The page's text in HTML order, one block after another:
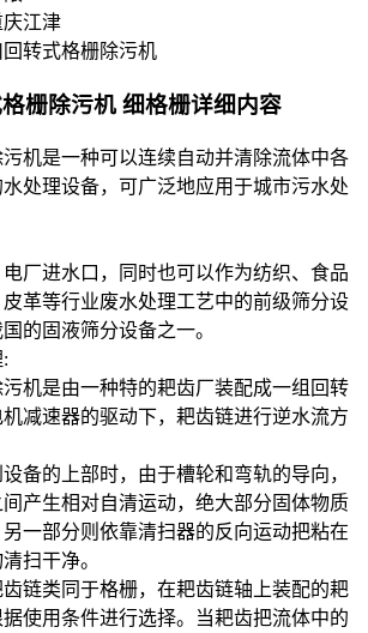
庆江津
回转式格栅除污机
栅除污机 细格栅详细内容
机是一种可以连续自动并清除流体中各
处理设备，可广泛地应用于城市污水处
厂进水口，同时也可以作为纺织、食品
革等行业废水处理工艺中的前级筛分设
的固液筛分设备之一。
机是由一种特的耙齿厂装配成一组回转
减速器的驱动下，耙齿链进行逆水流方
备的上部时，由于槽轮和弯轨的导向，
产生相对自清运动，绝大部分固体物质
一部分则依靠清扫器的反向运动把粘在
扫干净。
链类同于格栅，在耙齿链轴上装配的耙
使用条件进行选择。当耙齿把流体中的